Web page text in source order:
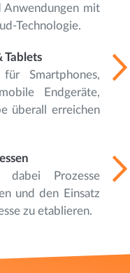
Anwendungen mit
Technologie.
Tablets
Smartphones,
Endgeräte,
überall erreichen
Prozesse
und den Einsatz
zu etablieren.